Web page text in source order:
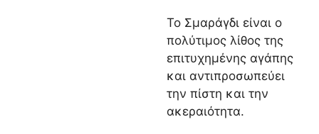
Το Σμαράγδι είναι ο
πολύτιμος λίθος της
επιτυχημένης αγάπης
και αντιπροσωπεύει
την πίστη και την
ακεραιότητα.